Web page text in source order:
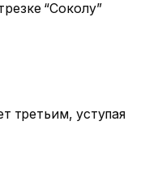
“Соколу”
третьим, уступая